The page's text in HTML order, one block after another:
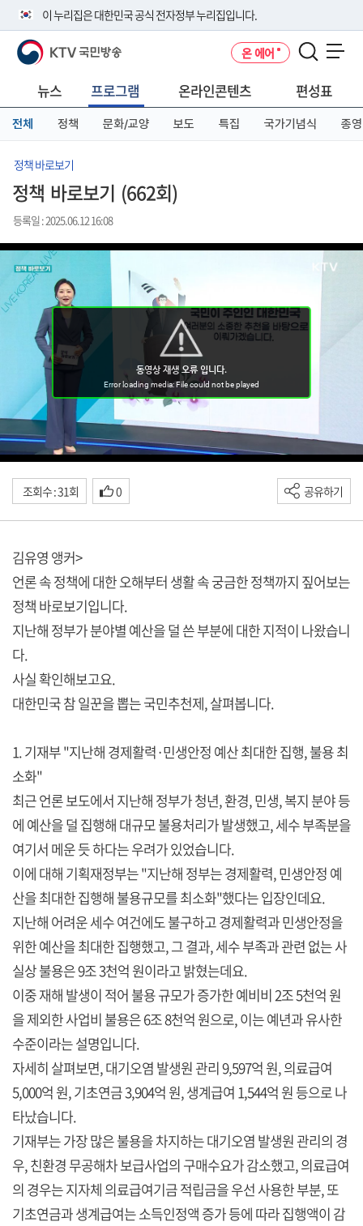
이 누리집은 대한민국 공식 전자정부 누리집입니다.
공식 누리집 주소 확인하기
니다.
이밖에 or.kr 또는 .kr등 다른 도메인 주소를 사용하고 있다면 아래 URL에
서 도메인 주소를 확인해 보세요
KTV 국민방송 온 에어
뉴스 프로그램 온라인콘텐츠 편성표
전체 정책 문화/교양 보도 특집 국가기념식 종영
정책 바로보기
정책 바로보기 (662회)
등록일 : 2025.06.12 16:08
조회수 : 31회 0 공유하기
김유영 앵커>
언론 속 정책에 대한 오해부터 생활 속 궁금한 정책까지 짚어보는
정책 바로보기입니다.
지난해 정부가 분야별 예산을 덜 쓴 부분에 대한 지적이 나왔습니
다.
사실 확인해보고요.
대한민국 참 일꾼을 뽑는 국민추천제, 살펴봅니다.
1. 기재부 "지난해 경제활력·민생안정 예산 최대한 집행, 불용 최
소화"
최근 언론 보도에서 지난해 정부가 청년, 환경, 민생, 복지 분야 등
에 예산을 덜 집행해 대규모 불용처리가 발생했고, 세수 부족분을
여기서 메운 듯 하다는 우려가 있었습니다.
이에 대해 기획재정부는 "지난해 정부는 경제활력, 민생안정 예
산을 최대한 집행해 불용규모를 최소화"했다는 입장인데요.
지난해 어려운 세수 여건에도 불구하고 경제활력과 민생안정을
위한 예산을 최대한 집행했고, 그 결과, 세수 부족과 관련 없는 사
실상 불용은 9조 3천억 원이라고 밝혔는데요.
이중 재해 발생이 적어 불용 규모가 증가한 예비비 2조 5천억 원
을 제외한 사업비 불용은 6조 8천억 원으로, 이는 예년과 유사한
수준이라는 설명입니다.
자세히 살펴보면, 대기오염 발생원 관리 9,597억 원, 의료급여
5,000억 원, 기초연금 3,904억 원, 생계급여 1,544억 원 등으로 나
타났습니다.
기재부는 가장 많은 불용을 차지하는 대기오염 발생원 관리의 경
우, 친환경 무공해차 보급사업의 구매수요가 감소했고, 의료급여
의 경우는 지자체 의료급여기금 적립금을 우선 사용한 부분, 또
기초연금과 생계급여는 소득인정액 증가 등에 따라 집행액이 감